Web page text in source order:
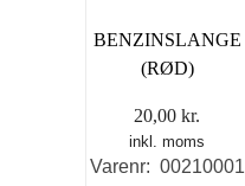
BENZINSLANGE
(RØD)
20,00kr.
inkl. moms
Varenr: 00210001